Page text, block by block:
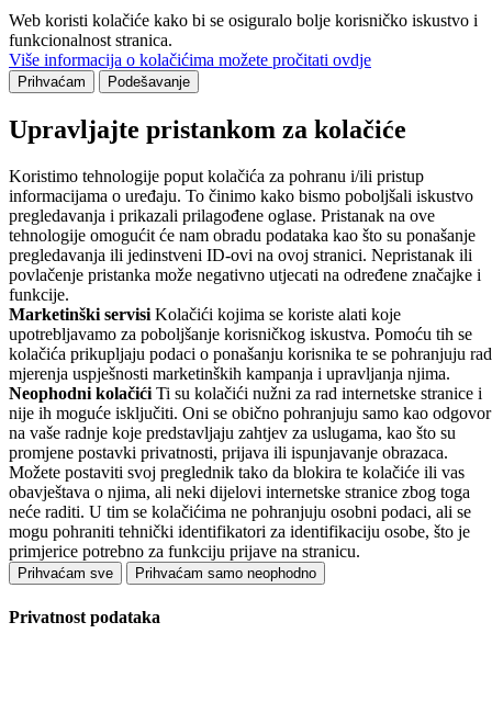
Web koristi kolačiće kako bi se osiguralo bolje korisničko iskustvo i
funkcionalnost stranica.
Više informacija o kolačićima možete pročitati ovdje
Prihvaćam Podešavanje
Upravljajte pristankom za kolačiće
Koristimo tehnologije poput kolačića za pohranu i/ili pristup
informacijama o uređaju. To činimo kako bismo poboljšali iskustvo
pregledavanja i prikazali prilagođene oglase. Pristanak na ove
tehnologije omogućit će nam obradu podataka kao što su ponašanje
pregledavanja ili jedinstveni ID-ovi na ovoj stranici. Nepristanak ili
povlačenje pristanka može negativno utjecati na određene značajke i
funkcije.
Marketinški servisi Kolačići kojima se koriste alati koje
upotrebljavamo za poboljšanje korisničkog iskustva. Pomoću tih se
kolačića prikupljaju podaci o ponašanju korisnika te se pohranjuju
mjerenja uspješnosti marketinških kampanja i upravljanja njima.
Neophodni kolačići Ti su kolačići nužni za rad internetske stranice i
nije ih moguće isključiti. Oni se obično pohranjuju samo kao odgovor
na vaše radnje koje predstavljaju zahtjev za uslugama, kao što su
promjene postavki privatnosti, prijava ili ispunjavanje obrazaca.
Možete postaviti svoj preglednik tako da blokira te kolačiće ili vas
obavještava o njima, ali neki dijelovi internetske stranice zbog toga
neće raditi. U tim se kolačićima ne pohranjuju osobni podaci, ali se
mogu pohraniti tehnički identifikatori za identifikaciju osobe, što je
primjerice potrebno za funkciju prijave na stranicu.
Prihvaćam sve Prihvaćam samo neophodno
Privatnost podataka